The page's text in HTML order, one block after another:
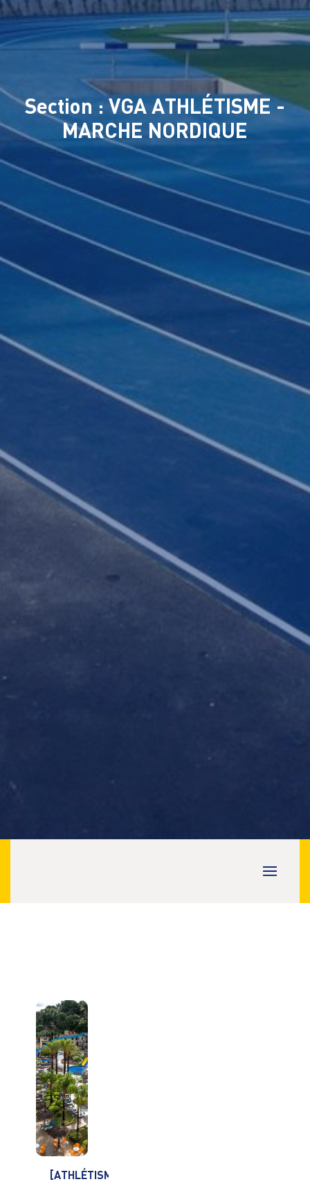
Section : VGA ATHLÉTISME -
MARCHE NORDIQUE
[ATHLÉTISME]